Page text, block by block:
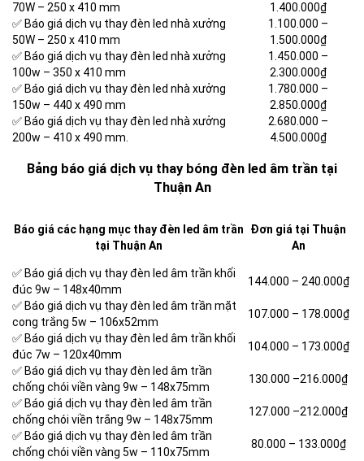
70W – 250 x 410 mm
1.400.000₫
✅ Báo giá dịch vụ thay đèn led nhà xưởng
50W – 250 x 410 mm
1.100.000 –
1.500.000₫
✅ Báo giá dịch vụ thay đèn led nhà xưởng
100w – 350 x 410 mm
1.450.000 –
2.300.000₫
✅ Báo giá dịch vụ thay đèn led nhà xưởng
150w – 440 x 490 mm
1.780.000 –
2.850.000₫
✅ Báo giá dịch vụ thay đèn led nhà xưởng
200w – 410 x 490 mm.
2.680.000 –
4.500.000₫
Bảng báo giá dịch vụ thay bóng đèn led âm trần tại
Thuận An
Báo giá các hạng mục thay đèn led âm trần
tại Thuận An
Đơn giá tại Thuận
An
✅ Báo giá dịch vụ thay đèn led âm trần khối
đúc 9w – 148x40mm
144.000 – 240.000₫
✅ Báo giá dịch vụ thay đèn led âm trần mặt
cong trắng 5w – 106x52mm
107.000 – 178.000₫
✅ Báo giá dịch vụ thay đèn led âm trần khối
đúc 7w – 120x40mm
104.000 – 173.000₫
✅ Báo giá dịch vụ thay đèn led âm trần
chống chói viền vàng 9w – 148x75mm
130.000 –216.000₫
✅ Báo giá dịch vụ thay đèn led âm trần
chống chói viền trắng 9w – 148x75mm
127.000 –212.000₫
✅ Báo giá dịch vụ thay đèn led âm trần
chống chói viền vàng 5w – 110x75mm
80.000 – 133.000₫